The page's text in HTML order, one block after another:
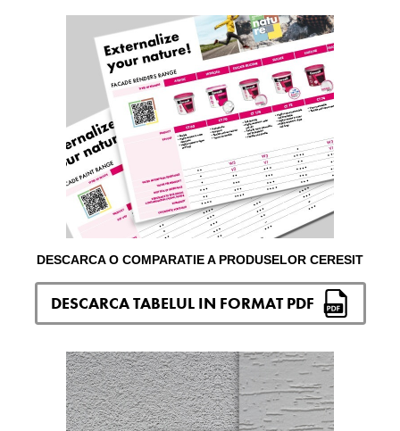
DESCARCA O COMPARATIE A PRODUSELOR CERESIT
DESCARCA TABELUL IN FORMAT PDF